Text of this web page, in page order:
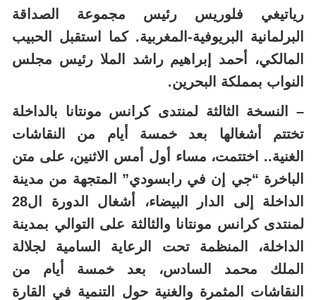
رياتيغي فلوريس رئيس مجموعة الصداقة
البرلمانية البريوفية-المغربية. كما استقبل الحبيب
المالكي، أحمد إبراهيم راشد الملا رئيس مجلس
النواب بمملكة البحرين.
– النسخة الثالثة لمنتدى كرانس مونتانا بالداخلة
تختتم أشغالها بعد خمسة أيام من النقاشات
الغنية.. اختتمت، مساء أول أمس الاثنين، على متن
الباخرة “جي إن في رابسودي” المتجهة من مدينة
الداخلة إلى الدار البيضاء، أشغال الدورة ال28
لمنتدى كرانس مونتانا والثالثة على التوالي بمدينة
الداخلة، المنظمة تحت الرعاية السامية لجلالة
الملك محمد السادس، بعد خمسة أيام من
النقاشات المثمرة والغنية حول التنمية في القارة